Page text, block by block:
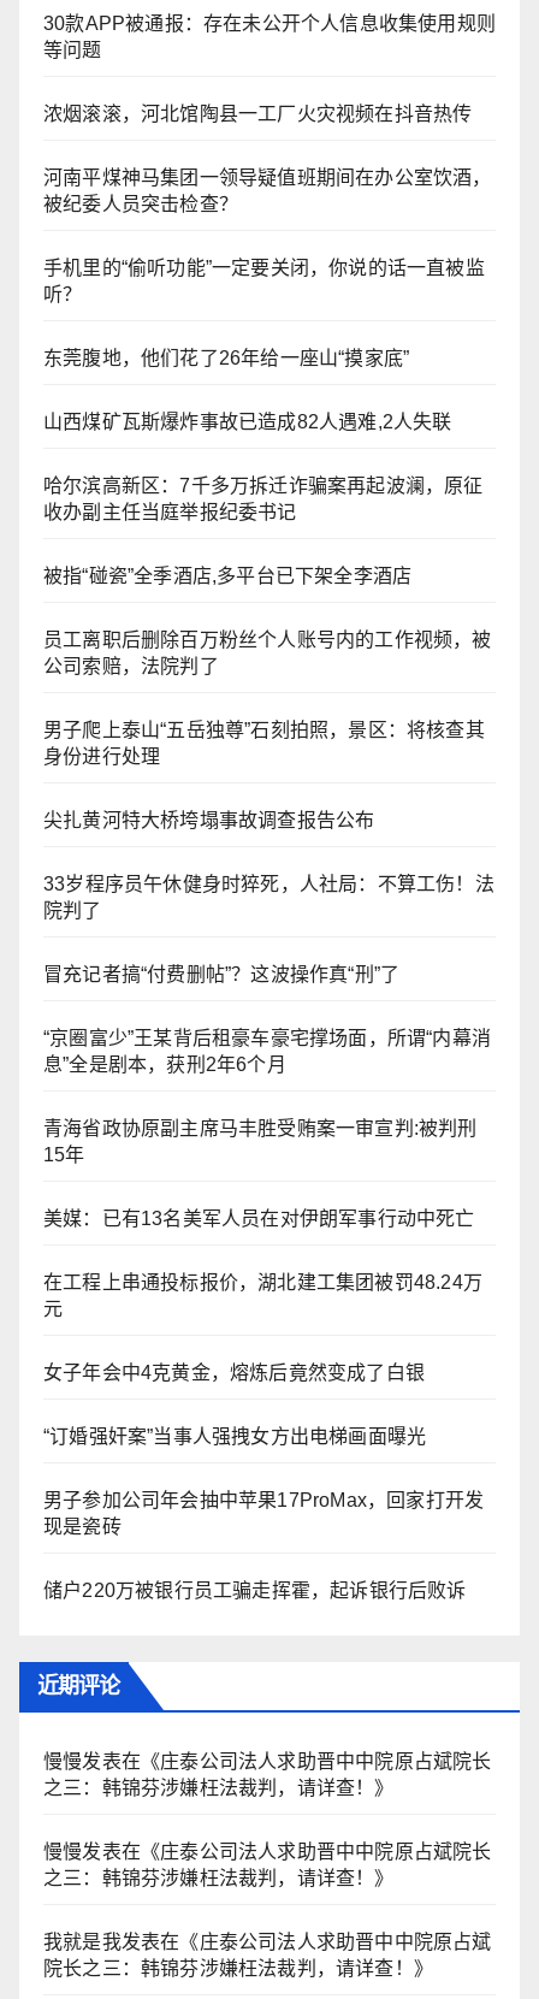
30款APP被通报：存在未公开个人信息收集使用规则
等问题
浓烟滚滚，河北馆陶县一工厂火灾视频在抖音热传
河南平煤神马集团一领导疑值班期间在办公室饮酒，
被纪委人员突击检查？
手机里的“偷听功能”一定要关闭，你说的话一直被监
听？
东莞腹地，他们花了26年给一座山“摸家底”
山西煤矿瓦斯爆炸事故已造成82人遇难,2人失联
哈尔滨高新区：7千多万拆迁诈骗案再起波澜，原征
收办副主任当庭举报纪委书记
被指“碰瓷”全季酒店,多平台已下架全李酒店
员工离职后删除百万粉丝个人账号内的工作视频，被
公司索赔，法院判了
男子爬上泰山“五岳独尊”石刻拍照，景区：将核查其
身份进行处理
尖扎黄河特大桥垮塌事故调查报告公布
33岁程序员午休健身时猝死，人社局：不算工伤！法
院判了
冒充记者搞“付费删帖”？这波操作真“刑”了
“京圈富少”王某背后租豪车豪宅撑场面，所谓“内幕消
息”全是剧本，获刑2年6个月
青海省政协原副主席马丰胜受贿案一审宣判:被判刑
15年
美媒：已有13名美军人员在对伊朗军事行动中死亡
在工程上串通投标报价，湖北建工集团被罚48.24万
元
女子年会中4克黄金，熔炼后竟然变成了白银
“订婚强奸案”当事人强拽女方出电梯画面曝光
男子参加公司年会抽中苹果17ProMax，回家打开发
现是瓷砖
储户220万被银行员工骗走挥霍，起诉银行后败诉
近期评论
慢慢发表在《庄泰公司法人求助晋中中院原占斌院长
之三：韩锦芬涉嫌枉法裁判，请详查！ 》
慢慢发表在《庄泰公司法人求助晋中中院原占斌院长
之三：韩锦芬涉嫌枉法裁判，请详查！ 》
我就是我发表在《庄泰公司法人求助晋中中院原占斌
院长之三：韩锦芬涉嫌枉法裁判，请详查！ 》